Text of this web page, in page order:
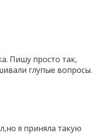
Пишу просто так,
глупые вопросы.
я приняла такую